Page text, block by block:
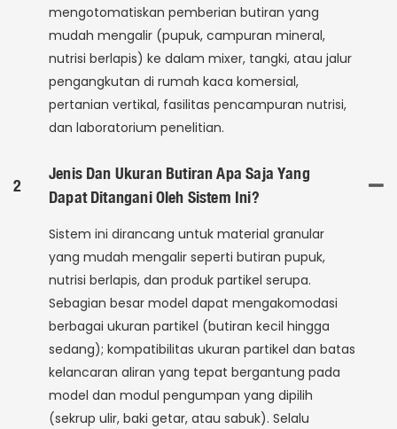
mengotomatiskan pemberian butiran yang
mudah mengalir (pupuk, campuran mineral,
nutrisi berlapis) ke dalam mixer, tangki, atau jalur
pengangkutan di rumah kaca komersial,
pertanian vertikal, fasilitas pencampuran nutrisi,
dan laboratorium penelitian.
2
Jenis Dan Ukuran Butiran Apa Saja Yang
Dapat Ditangani Oleh Sistem Ini?
Sistem ini dirancang untuk material granular
yang mudah mengalir seperti butiran pupuk,
nutrisi berlapis, dan produk partikel serupa.
Sebagian besar model dapat mengakomodasi
berbagai ukuran partikel (butiran kecil hingga
sedang); kompatibilitas ukuran partikel dan batas
kelancaran aliran yang tepat bergantung pada
model dan modul pengumpan yang dipilih
(sekrup ulir, baki getar, atau sabuk). Selalu